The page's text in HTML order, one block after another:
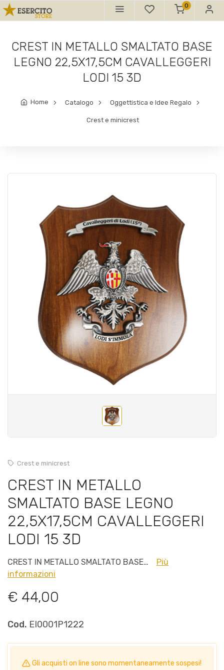
0
CREST IN METALLO SMALTATO BASE
LEGNO 22,5X17,5CM CAVALLEGGERI
LODI 15 3D
Home Catalogo Oggettistica e Idee Regalo
Crest e minicrest
Crest e minicrest
CREST IN METALLO
SMALTATO BASE LEGNO
22,5X17,5CM CAVALLEGGERI
LODI 15 3D
CREST IN METALLO SMALTATO BASE…
Più
informazioni
€ 44,00
Cod. EI0001P1222
Gli acquisti on line sono momentaneamente sospesi!